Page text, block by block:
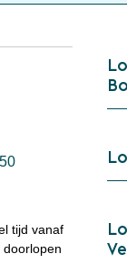
tijd vanaf